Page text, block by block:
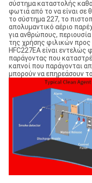
σύστημα καταστολής
φωτιά από το να είναι σε
το σύστημα 227, το
απολυμαντικό αέριο
για ανθρώπους,
της χρήσης φιλικών
HFC227EA είναι εντελώς
παράγοντας που
καπνοί που παράγονται
μπορούν να επηρεάσουν